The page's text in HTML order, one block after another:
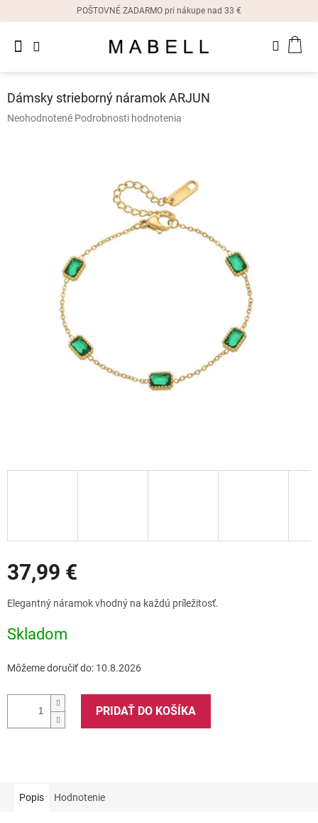
POŠTOVNÉ ZADARMO pri nákupe nad 33 €
Dámske
náušnice
Dámsky strieborný náramok ARJUN
Priemerné
Neohodnotené Podrobnosti hodnotenia
37,99 €
cena:
Elegantný náramok vhodný na každú príležitosť.
Skladom
Môžeme doručiť do: 10.8.2026
PRIDAŤ DO KOŠÍKA
Popis Hodnotenie